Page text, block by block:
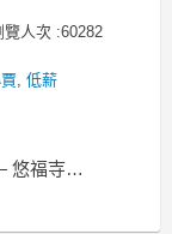
覽人次 :60282
, 低薪
悠福寺